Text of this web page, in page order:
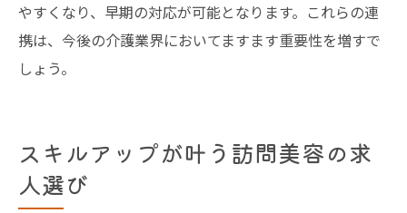
やすくなり、早期の対応が可能となります。これらの連
携は、今後の介護業界においてますます重要性を増すで
しょう。
スキルアップが叶う訪問美容の求
人選び